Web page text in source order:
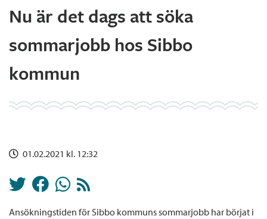
Nu är det dags att söka
sommarjobb hos Sibbo
kommun
01.02.2021 kl. 12:32
Ansökningstiden för Sibbo kommuns sommarjobb har börjat i